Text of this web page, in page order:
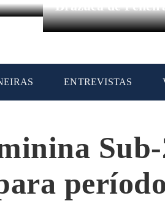
Brazuca de
ENTREVISTAS
Sub-